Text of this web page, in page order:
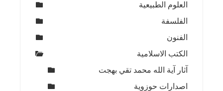
العلوم الطبيعية
الفلسفة
الفنون
الكتب الاسلامية
آثار آية الله محمد تقي بهجت
اصدارات حوزوية